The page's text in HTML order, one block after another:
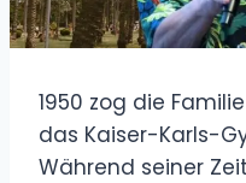
1950 zog die
das Kaiser-Karls-
Während seiner